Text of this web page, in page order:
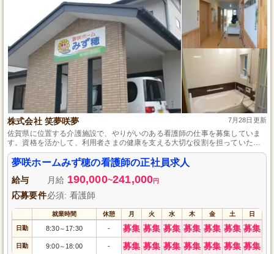
株式会社 笑夢咲夢 7月28日更新
佐賀県に位置する介護施設で、やりがいのある看護師の仕事を募集していま
す。資格を活かして、利用者さまの健康を支える大切な役割を担っていただ
くことができます。マイカー通勤が可能で、昇給の機会も定期的にあり、働
きがいも感じられる環境です。責任感を持って働ける方、一緒に佐賀県での
キャリアを築きませんか？
夢咲ホームみず穂の看護師の正社員求人
給与 月給 190,000~241,000円
応募要件必須: 看護師
就業時間 休憩 月 火 水 木 金 土 日
日勤 8:30～ 17:30 - 募集 募集 募集 募集 募集 募集 募集
日勤 9:00～ 18:00 - 募集 募集 募集 募集 募集 募集 募集